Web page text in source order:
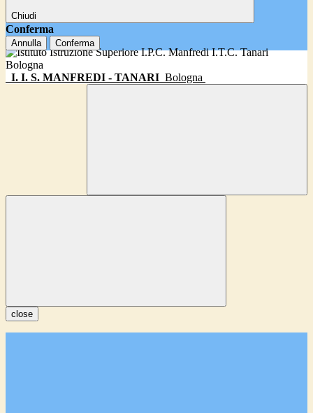
Chiudi
Conferma
Annulla Conferma
I. I. S. MANFREDI - TANARI Bologna
close